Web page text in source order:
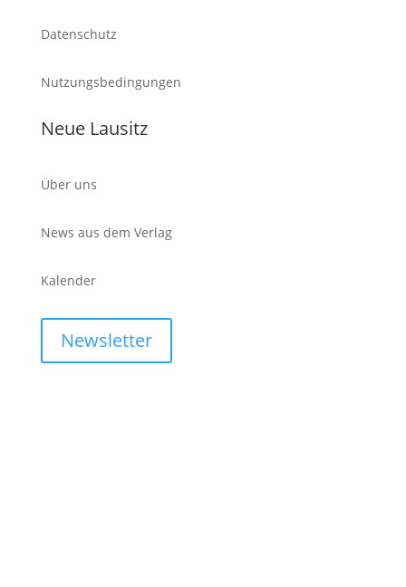
Datenschutz
Nutzungsbedingungen
Neue Lausitz
Über uns
News aus dem Verlag
Kalender
Newsletter